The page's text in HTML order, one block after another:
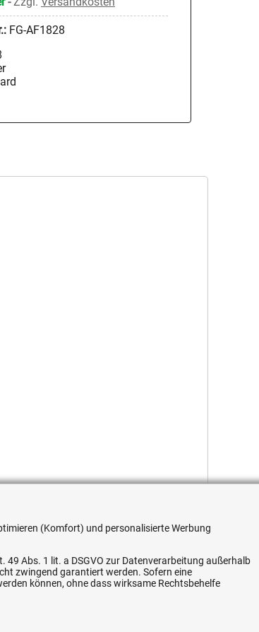
FG-AF1828
(Komfort) und personalisierte Werbung
Abs. 1 lit. a DSGVO zur Datenverarbeitung außerhalb
zwingend garantiert werden. Sofern eine
können, ohne dass wirksame Rechtsbehelfe